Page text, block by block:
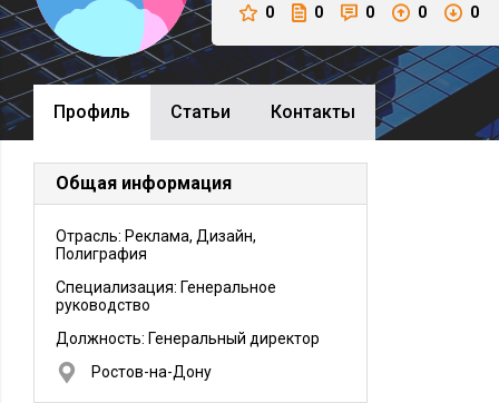
0 0 0 0 0
Профиль Cтатьи Контакты
Общая информация
Отрасль: Реклама, Дизайн,
Полиграфия
Специализация: Генеральное
руководство
Должность: Генеральный директор
Ростов-на-Дону